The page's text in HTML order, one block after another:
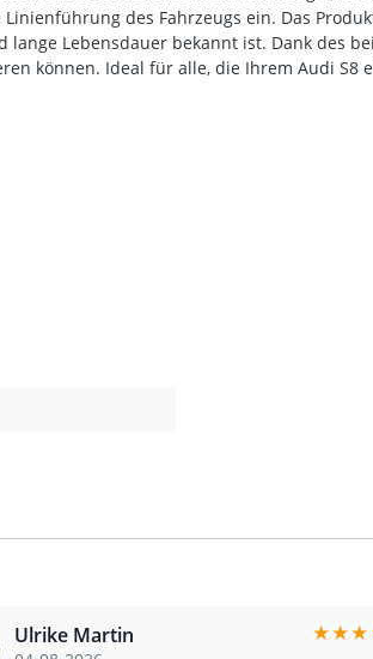
des Fahrzeugs ein. Das
Lebensdauer bekannt ist. Dank des
können. Ideal für alle, die Ihrem Audi
Ulrike Martin ★★★